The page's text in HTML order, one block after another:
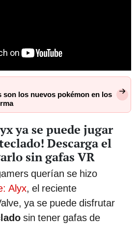
son los nuevos pokémon en los
ya se puede jugar
Descarga el
sin gafas VR
querían se hizo
Alyx, el reciente
ya se puede disfrutar
sin tener gafas de